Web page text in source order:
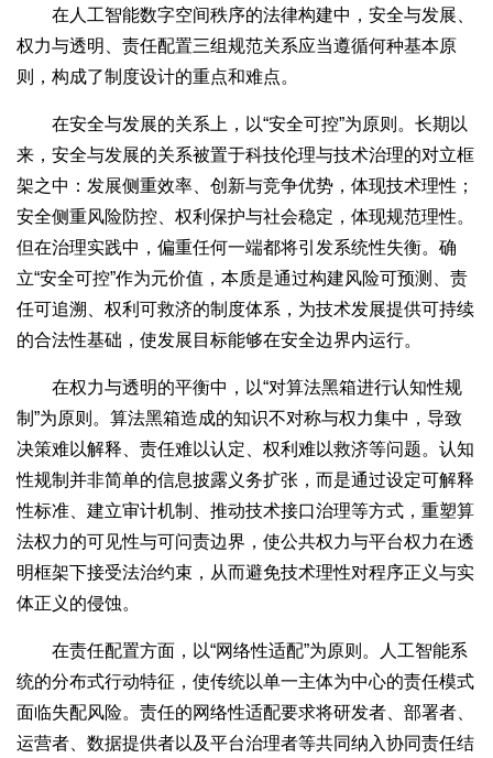
在人工智能数字空间秩序的法律构建中，安全与发展、
权力与透明、责任配置三组规范关系应当遵循何种基本原
则，构成了制度设计的重点和难点。
在安全与发展的关系上，以“安全可控”为原则。长期以
来，安全与发展的关系被置于科技伦理与技术治理的对立框
架之中：发展侧重效率、创新与竞争优势，体现技术理性；
安全侧重风险防控、权利保护与社会稳定，体现规范理性。
但在治理实践中，偏重任何一端都将引发系统性失衡。确
立“安全可控”作为元价值，本质是通过构建风险可预测、责
任可追溯、权利可救济的制度体系，为技术发展提供可持续
的合法性基础，使发展目标能够在安全边界内运行。
在权力与透明的平衡中，以“对算法黑箱进行认知性规
制”为原则。算法黑箱造成的知识不对称与权力集中，导致
决策难以解释、责任难以认定、权利难以救济等问题。认知
性规制并非简单的信息披露义务扩张，而是通过设定可解释
性标准、建立审计机制、推动技术接口治理等方式，重塑算
法权力的可见性与可问责边界，使公共权力与平台权力在透
明框架下接受法治约束，从而避免技术理性对程序正义与实
体正义的侵蚀。
在责任配置方面，以“网络性适配”为原则。人工智能系
统的分布式行动特征，使传统以单一主体为中心的责任模式
面临失配风险。责任的网络性适配要求将研发者、部署者、
运营者、数据提供者以及平台治理者等共同纳入协同责任结